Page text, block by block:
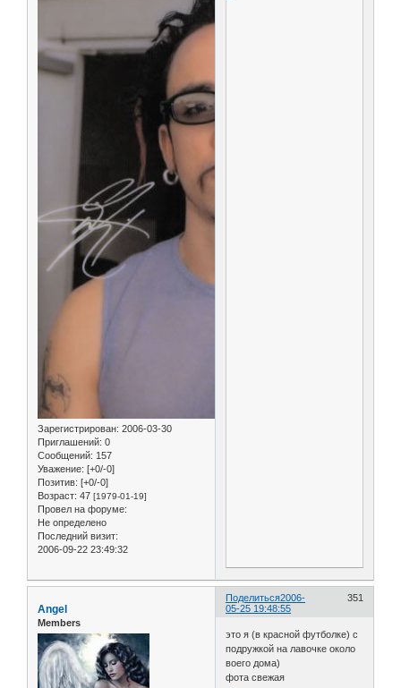
Зарегистрирован: 2006-03-30
Приглашений: 0
Сообщений: 157
Уважение: [+0/-0]
Позитив: [+0/-0]
Возраст: 47 [1979-01-19]
Провел на форуме:
Не определено
Последний визит:
2006-09-22 23:49:32
Поделиться 351
2006-
05-25 19:48:55
Angel
Members
это я (в красной футболке) с
подружкой на лавочке около
воего дома)
фота свежая